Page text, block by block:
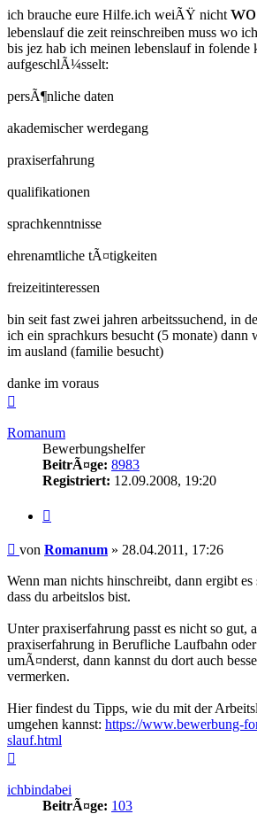
ich brauche eure Hilfe.ich weiÃŸ nicht wo
lebenslauf die zeit reinschreiben muss wo
bis jez hab ich meinen lebenslauf in folende
aufgeschlÃ¼sselt:
persÃ¶nliche daten
akademischer werdegang
praxiserfahrung
qualifikationen
sprachkenntnisse
ehrenamtliche tÃ¤tigkeiten
freizeitinteressen
bin seit fast zwei jahren arbeitssuchend, in
ich ein sprachkurs besucht (5 monate)
im ausland (familie besucht)
danke im voraus
Romanum
Bewerbungshelfer
BeitrÃ¤ge: 8983
Registriert: 12.09.2008, 19:20
Beitrag
von Romanum » 28.04.2011, 17:26
Wenn man nichts hinschreibt, dann ergibt es
dass du arbeitslos bist.
Unter praxiserfahrung passt es nicht so gut,
praxiserfahrung in Berufliche Laufbahn
umÃ¤nderst, dann kannst du dort auch
vermerken.
Hier findest du Tipps, wie du mit der
umgehen kannst: https://www.bewerbung-
slauf.html
ichbindabei
BeitrÃ¤ge: 103